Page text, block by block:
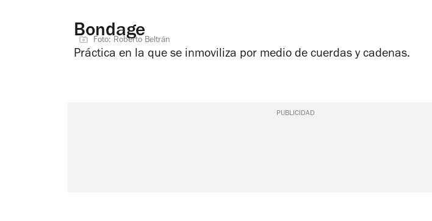
Bondage
Foto: Roberto Beltrán
Práctica en la que se inmoviliza por medio de cuerdas y cadenas.
PUBLICIDAD